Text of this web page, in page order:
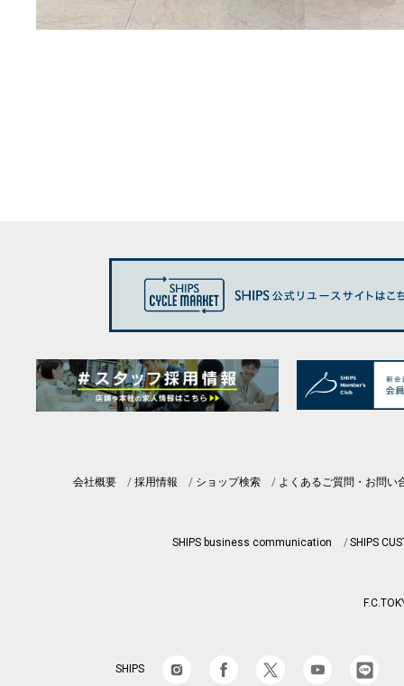
会社概要 採用情報 ショップ検索 よくあるご質問・お問い
SHIPS business communication SHIPS
SHIPS